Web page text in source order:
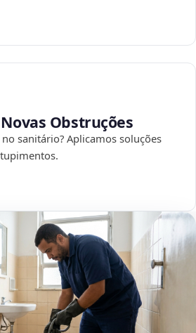
Obstruções
sanitário? Aplicamos soluções